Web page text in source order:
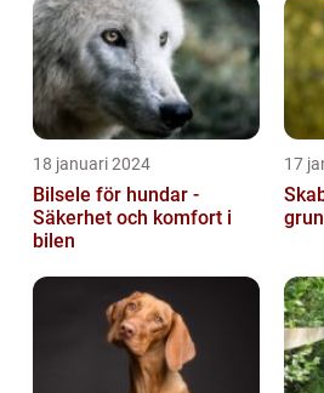
18 januari 2024
Bilsele för hundar -
Säkerhet och komfort i
bilen
17